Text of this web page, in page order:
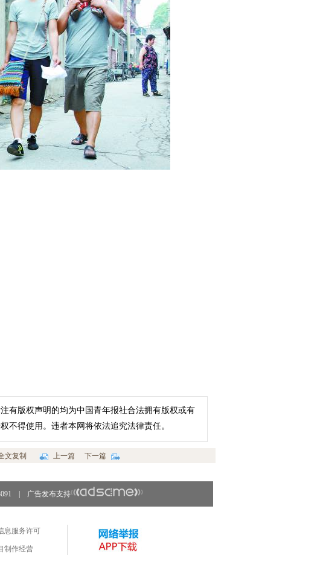
有版权声明的均为中国青年报社合法拥有版权或有
不得使用。违者本网将依法追究法律责任。
文复制 上一篇 下一篇
广告发布支持
息服务许可
制作经营